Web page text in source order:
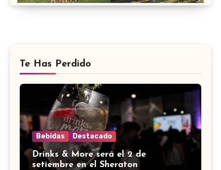
Te Has Perdido
Bebidas Destacado
Drinks & More será el 2 de
setiembre en el Sheraton